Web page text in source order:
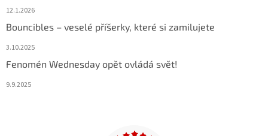
12.1.2026
Bouncibles – veselé příšerky, které si zamilujete
3.10.2025
Fenomén Wednesday opět ovládá svět!
9.9.2025